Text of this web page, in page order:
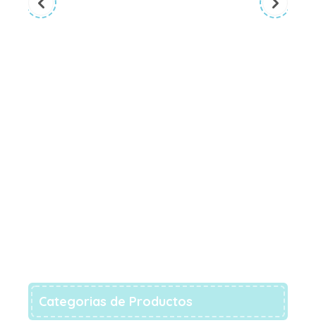
Categorias de Productos